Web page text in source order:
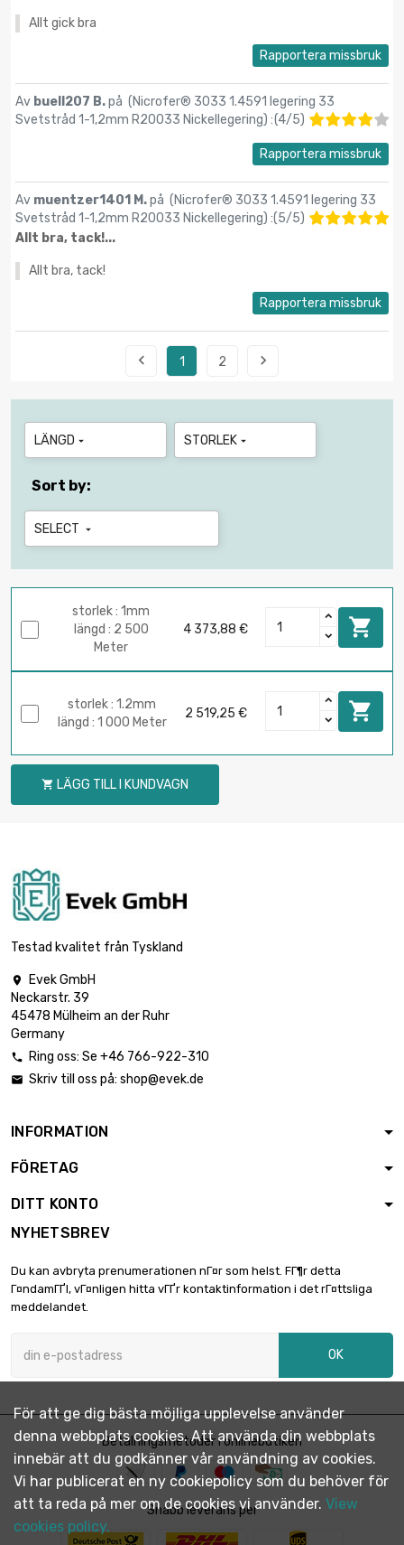
Allt gick bra
Rapportera missbruk
Av buell207 B.på (Nicrofer® 3033 1.4591 legering 33
Svetstråd 1-1,2mm R20033 Nickellegering) :(4/5)
Rapportera missbruk
Av muentzer1401 M.på (Nicrofer® 3033 1.4591 legering 33
Svetstråd 1-1,2mm R20033 Nickellegering) :(5/5)
Allt bra, tack!...
Allt bra, tack!
Rapportera missbruk
 1 2 
LÄNGD  STORLEK 
Sort by:
SELECT 
storlek : 1mm
längd : 2 500
Meter
4 373,88 € 
storlek : 1.2mm
längd : 1 000 Meter
2 519,25 € 
 LÄGG TILL I KUNDVAGN
Testad kvalitet från Tyskland

Evek GmbH
Neckarstr. 39
45478 Mülheim an der Ruhr
Germany
 Ring oss: Se +46 766-922-310
 Skriv till oss på: shop@evek.de
INFORMATION
FÖRETAG
DITT KONTO
NYHETSBREV
Du kan avbryta prenumerationen nГ¤r som helst. FГ¶r detta
Г¤ndamГҐl, vГ¤nligen hitta vГҐr kontaktinformation i det rГ¤ttsliga
meddelandet.
OK
Betalningsmetoder i onlinebutiken
Snabb leverans per
För att ge dig bästa möjliga upplevelse använder
denna webbplats cookies. Att använda din webbplats
innebär att du godkänner vår användning av cookies.
Vi har publicerat en ny cookiepolicy som du behöver för
att ta reda på mer om de cookies vi använder. View
cookies policy.